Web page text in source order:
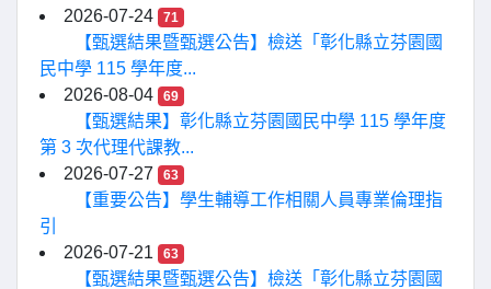
2026-07-24
71
【甄選結果暨甄選公告】檢送「彰化縣立芬園國
民中學 115 學年度...
2026-08-04
69
【甄選結果】彰化縣立芬園國民中學 115 學年度
第 3 次代理代課教...
2026-07-27
63
【重要公告】學生輔導工作相關人員專業倫理指
引
2026-07-21
63
【甄選結果暨甄選公告】檢送「彰化縣立芬園國